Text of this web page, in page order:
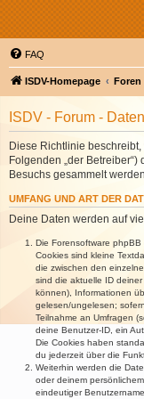
FAQ
ISDV-Homepage Foren
ISDV - Forum -
Diese Richtlinie beschreibt,
Folgenden „der
Besuchs gesammelt
UMFANG UND ART DER
Deine Daten werden auf
Die Forensoftware
Cookies sind kleine
die zwischen den
sind die aktuelle ID
können), Informationen
gelesen/ungelesen;
Teilnahme an Umfragen
deine Benutzer-ID, ein
Die Cookies haben
du jederzeit über die
Weiterhin werden die
oder deinem
eindeutiger